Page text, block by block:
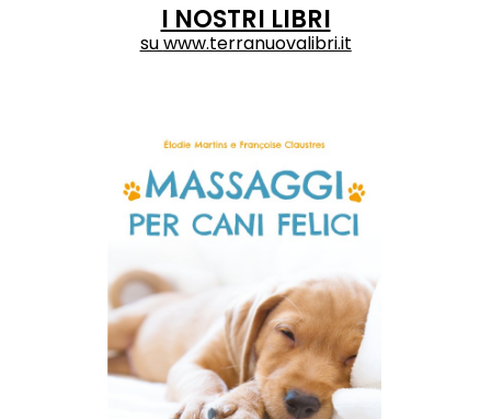
I NOSTRI LIBRI
suwww.terranuovalibri.it